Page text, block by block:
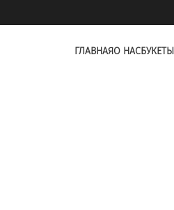
ГЛАВНАЯО НАСБУКЕТЫ